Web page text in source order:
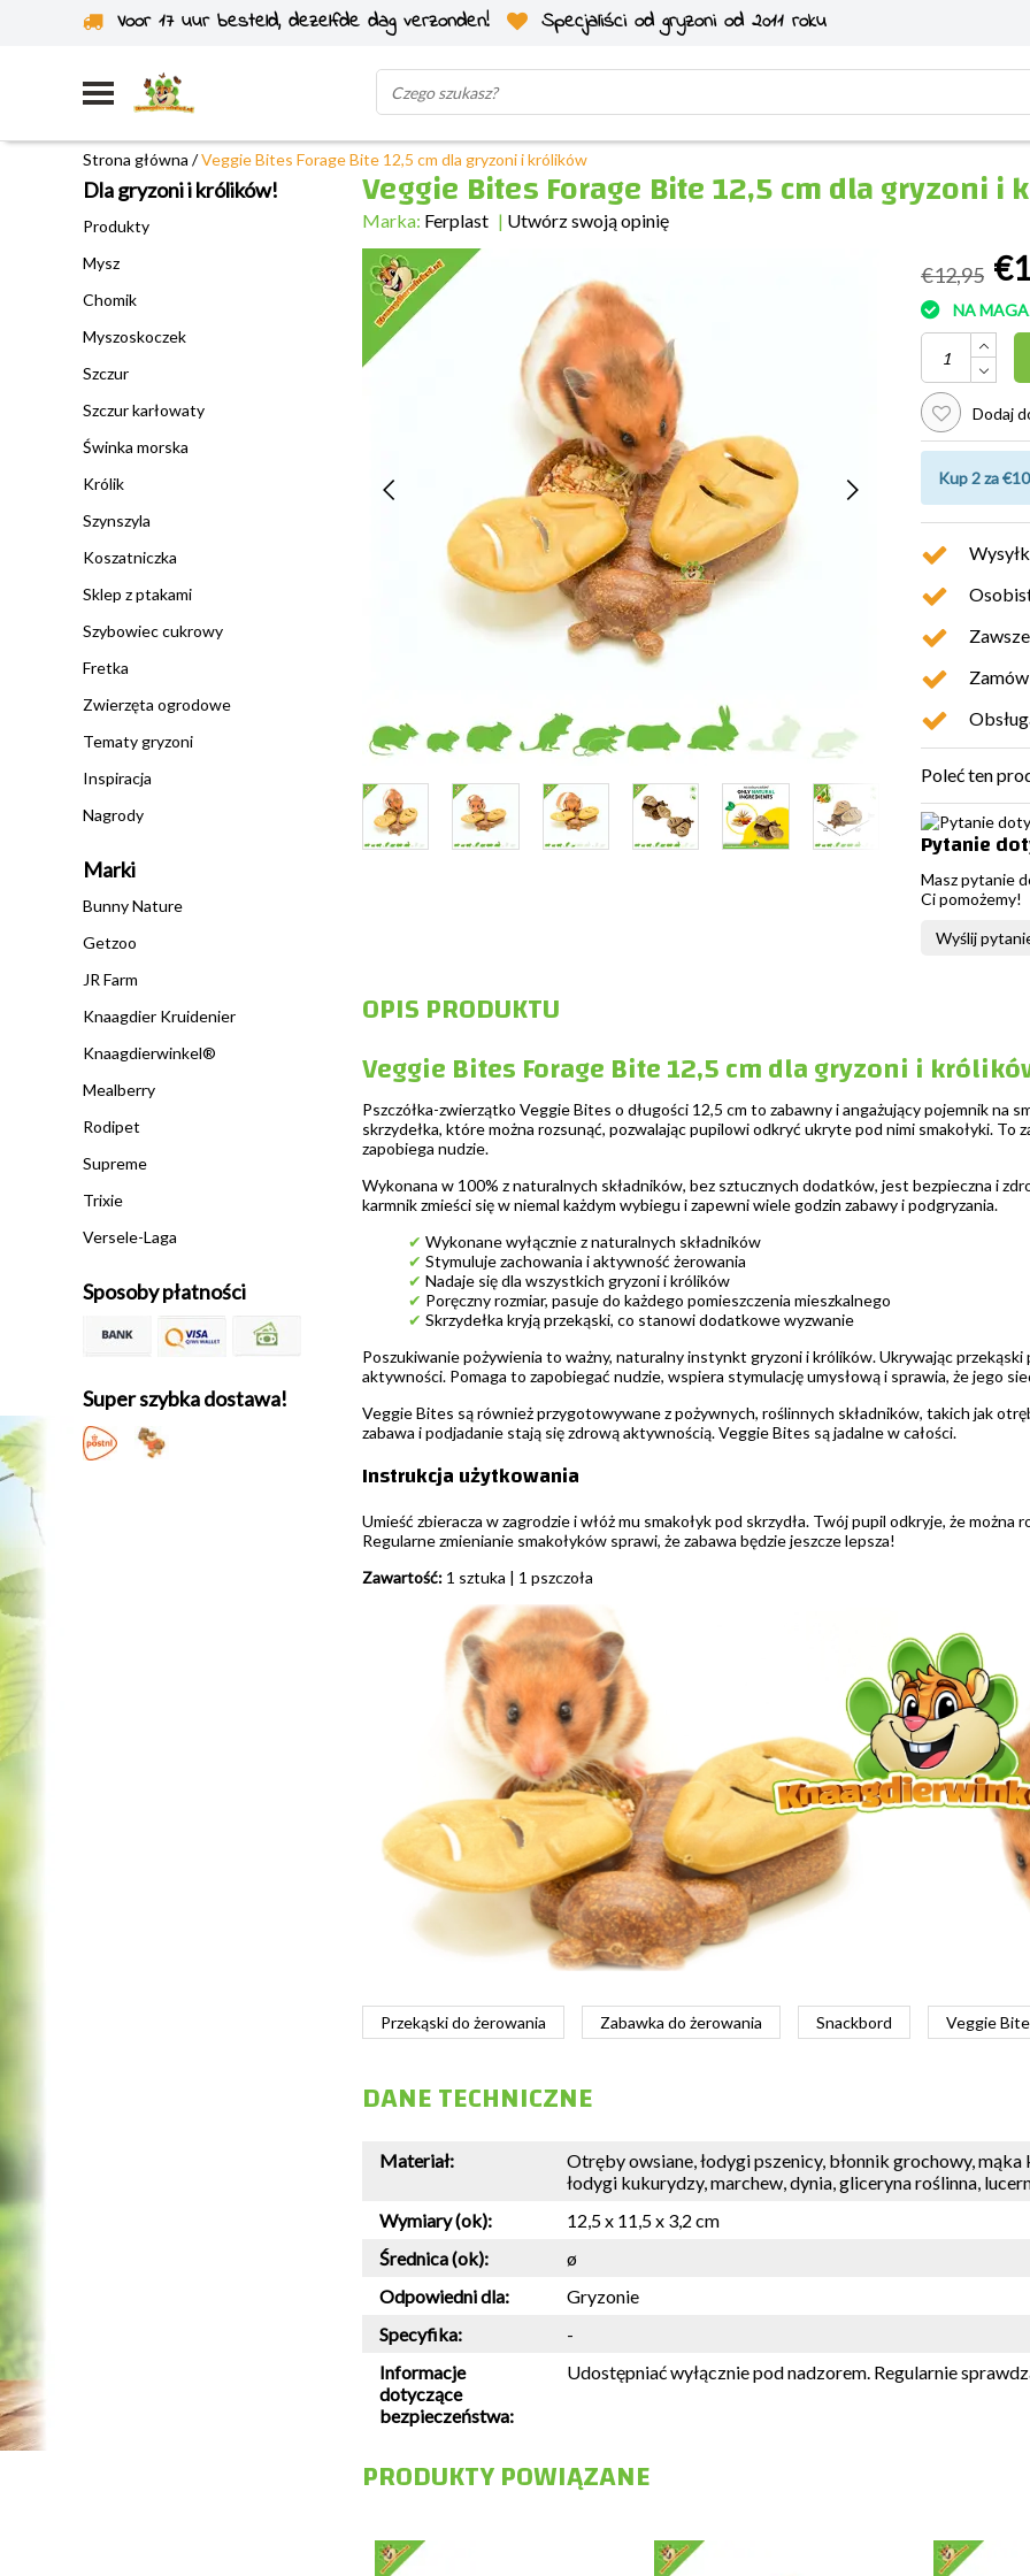
Voor 17 uur besteld, dezelfde dag verzonden!
Specjaliści od gryzoni od 2011 roku
Wysyłka z własnego magazynu
Strona główna /Veggie Bites Forage Bite 12,5 cm dla gryzoni i królików
Dla gryzoni i królików!
Produkty
Mysz
Chomik
Myszoskoczek
Szczur
Szczur karłowaty
Świnka morska
Królik
Szynszyla
Koszatniczka
Sklep z ptakami
Szybowiec cukrowy
Fretka
Zwierzęta ogrodowe
Tematy gryzoni
Inspiracja
Nagrody
Marki
Bunny Nature
Getzoo
JR Farm
Knaagdier Kruidenier
Knaagdierwinkel®
Mealberry
Rodipet
Supreme
Trixie
Versele-Laga
Sposoby płatności
Super szybka dostawa!
Veggie Bites Forage Bite 12,5 cm dla gryzoni i
Marka: Ferplast | Utwórz swoją opinię
€12,95
NA
Dodaj
Kup 2 za
Poleć ten
Pytanie
Masz pytanie
Ci pomożemy!
Wyślij
OPIS PRODUKTU
Veggie Bites Forage Bite 12,5 cm dla gryzoni i
Pszczółka-zwierzątko Veggie Bites o długości 12,5 cm to zabawny i angażujący pojemnik na
skrzydełka, które można rozsunąć, pozwalając pupilowi odkryć ukryte pod nimi smakołyki. To
zapobiega nudzie.
Wykonana w 100% z naturalnych składników, bez sztucznych dodatków, jest bezpieczna i
karmnik zmieści się w niemal każdym wybiegu i zapewni wiele godzin zabawy i podgryzania.
✔ Wykonane wyłącznie z naturalnych składników
✔ Stymuluje zachowania i aktywność żerowania
✔ Nadaje się dla wszystkich gryzoni i królików
✔ Poręczny rozmiar, pasuje do każdego pomieszczenia mieszkalnego
✔ Skrzydełka kryją przekąski, co stanowi dodatkowe wyzwanie
Poszukiwanie pożywienia to ważny, naturalny instynkt gryzoni i królików. Ukrywając przekąski
aktywności. Pomaga to zapobiegać nudzie, wspiera stymulację umysłową i sprawia, że jego
Veggie Bites są również przygotowywane z pożywnych, roślinnych składników, takich jak
zabawa i podjadanie stają się zdrową aktywnością. Veggie Bites są jadalne w całości.
Instrukcja użytkowania
Umieść zbieracza w zagrodzie i włóż mu smakołyk pod skrzydła. Twój pupil odkryje, że
Regularne zmienianie smakołyków sprawi, że zabawa będzie jeszcze lepsza!
Zawartość: 1 sztuka | 1 pszczoła
Przekąski do żerowania Zabawka do żerowania Snackbord Veggie
DANE TECHNICZNE
Materiał:
Otręby owsiane, łodygi pszenicy, błonnik grochowy, mąka
łodygi kukurydzy, marchew, dynia, gliceryna roślinna,
Wymiary (ok):
12,5 x 11,5 x 3,2 cm
Średnica (ok):
ø
Odpowiedni dla:
Gryzonie
Specyfika:
-
Informacje
dotyczące
bezpieczeństwa:
Udostępniać wyłącznie pod nadzorem. Regularnie
PRODUKTY POWIĄZANE